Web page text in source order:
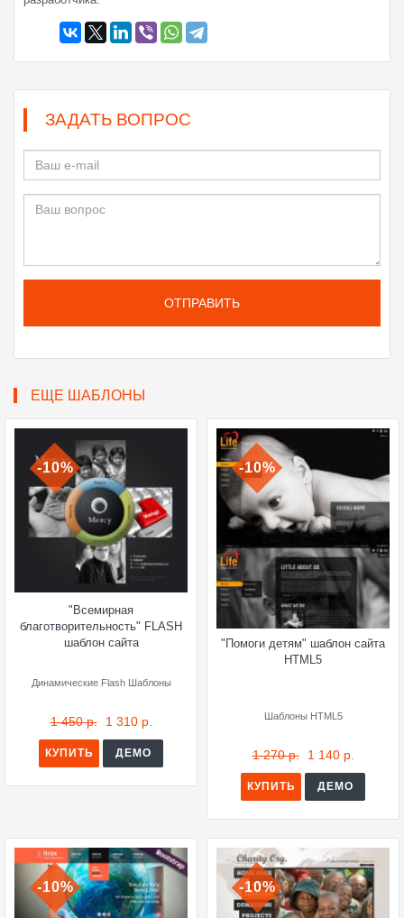
ЗАДАТЬ ВОПРОС
ОТПРАВИТЬ
ЕЩЕ ШАБЛОНЫ
-10%
"Всемирная
благотворительность" FLASH
шаблон сайта
Динамические Flash Шаблоны
1 450 р. 1 310 р.
КУПИТЬ ДЕМО
-10%
"Помоги детям" шаблон сайта
HTML5
Шаблоны HTML5
1 270 р. 1 140 р.
КУПИТЬ ДЕМО
-10% -10%